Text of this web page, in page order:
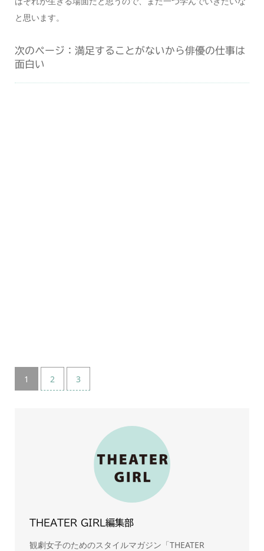
と思います。
次のページ：満足することがないから俳優の仕事は
面白い
1 2 3
THEATER GIRL編集部
観劇女子のためのスタイルマガジン「THEATER